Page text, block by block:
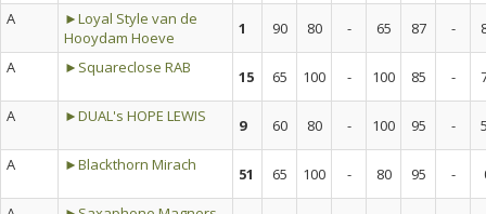
A
►Loyal Style van de
Hooydam Hoeve
1 90 80 - 65 87 -
A
►Squareclose RAB 15 65 100 - 100 85 -
A
►DUAL's HOPE LEWIS 9 60 80 - 100 95 -
A
►Blackthorn Mirach 51 65 100 - 80 95 -